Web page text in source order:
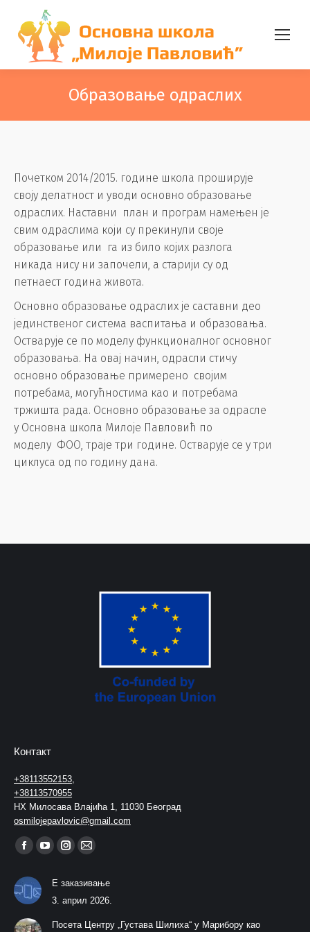
Образовање одраслих
Почетком 2014/2015. године школа проширује
своју делатност и уводи основно образовање
одраслих. Наставни план и програм намењен је
свим одраслима који су прекинули своје
образовање или га из било којих разлога
никада нису ни започели, а старији су од
петнаест година живота.
Основно образовање одраслих је саставни део
јединственог система васпитања и образовања.
Остварује се по моделу функционалног основног
образовања. На овај начин, одрасли стичу
основно образовање примерено својим
потребама, могућностима као и потребама
тржишта рада. Основно образовање за одрасле
у Основна школа Милоје Павловић по
моделу ФОО, траје три године. Остварује се у три
циклуса од по годину дана.
Контакт
+38113552153,
+38113570955
НХ Милосава Влајића 1, 11030 Београд
osmilojepavlovic@gmail.com
Find us on:
Facebook
opens
in
new
YouTube
opens
new
Instagram
opens
in
new
Mail
opens
new
Е заказивање
3. април 2026.
Посета Центру „Густава Шилиха“ у Марибору као